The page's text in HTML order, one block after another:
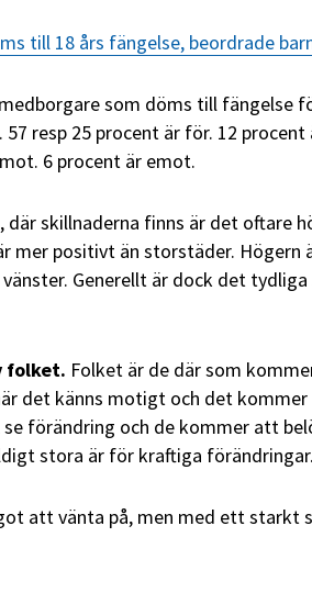
till 18 års fängelse, beordrade
som döms till fängelse
resp 25 procent är för. 12 procent
6 procent är emot.
där skillnaderna finns är det oftare
mer positivt än storstäder. Högern
Generellt är dock det
folket. Folket är de där som
det känns motigt och det
se förändring och de kommer att
stora är för kraftiga förändringar.
att vänta på, men med ett starkt